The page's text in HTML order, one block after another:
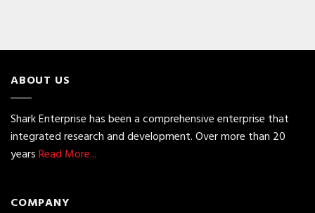
ABOUT US
Shark Enterprise has been a comprehensive enterprise that
integrated research and development. Over more than 20
yearsRead More...
COMPANY